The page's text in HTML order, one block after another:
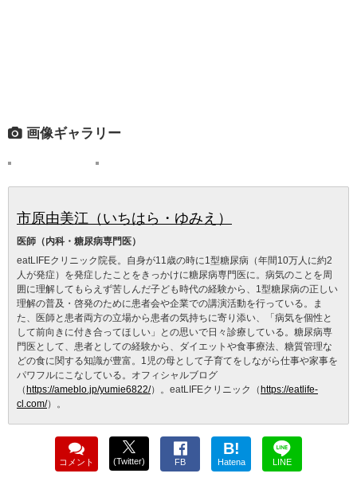
画像ギャラリー
市原由美江（いちはら・ゆみえ）
医師（内科・糖尿病専門医）
eatLIFEクリニック院長。自身が11歳の時に1型糖尿病（年間10万人に約2
人が発症）を発症したことをきっかけに糖尿病専門医に。病気のことを周
囲に理解してもらえず苦しんだ子ども時代の経験から、1型糖尿病の正しい
理解の普及・啓発のために患者会や企業での講演活動を行っている。ま
た、医師と患者両方の立場から患者の気持ちに寄り添い、「病気を個性と
して前向きに付き合ってほしい」との思いで日々診療している。糖尿病専
門医として、患者としての経験から、ダイエットや食事療法、糖質管理な
どの食に関する知識が豊富。1児の母として子育てをしながら仕事や家事を
パワフルにこなしている。オフィシャルブログ
（ https://ameblo.jp/yumie6822/）。eatLIFEクリニック（ https://eatlife-
cl.com/）。
コメント (Twitter) FB
B!
Hatena LINE